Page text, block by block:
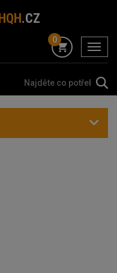
.CZ
menu
0